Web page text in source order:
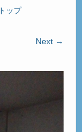
トップ
Next →